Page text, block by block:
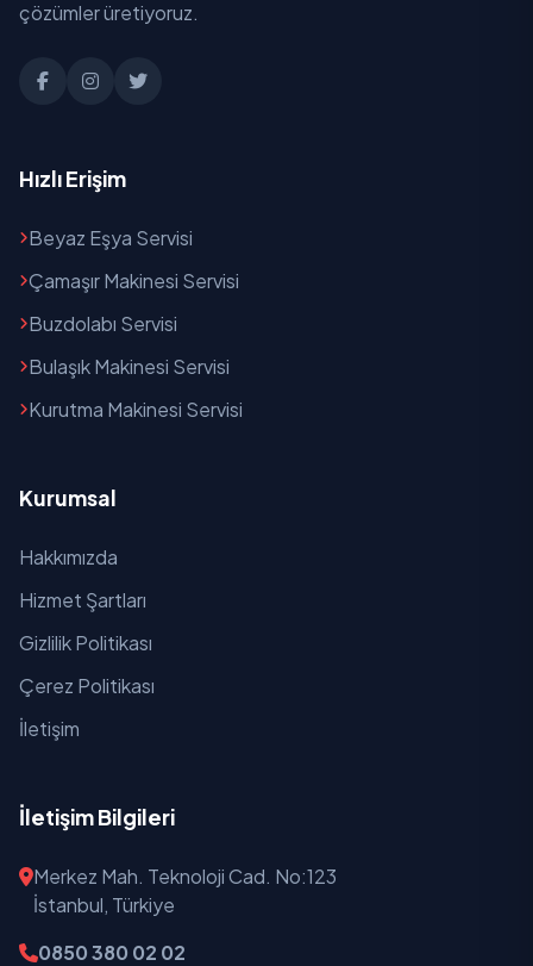
Yeni
Yenice
Yeşilyurt
çözümler üretiyoruz.
Hızlı Erişim
Beyaz Eşya Servisi
Çamaşır Makinesi Servisi
Buzdolabı Servisi
Bulaşık Makinesi Servisi
Kurutma Makinesi Servisi
Kurumsal
Hakkımızda
Hizmet Şartları
Gizlilik Politikası
Çerez Politikası
İletişim
İletişim Bilgileri
Merkez Mah. Teknoloji Cad. No:123
İstanbul, Türkiye
0850 380 02 02